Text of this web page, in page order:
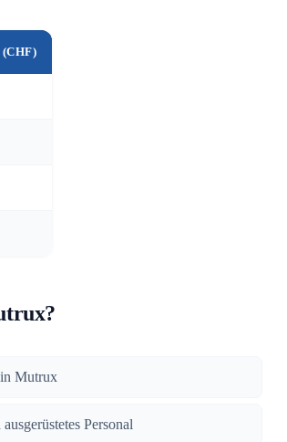
Mutrux
Personal